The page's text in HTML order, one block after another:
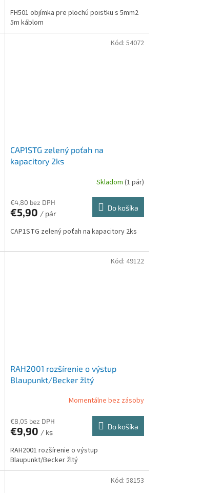
FH501 objímka pre plochú poistku s 5mm2
5m káblom
CAP1STG zelený poťah na
kapacitory 2ks
Skladom (1 pár)
€4,80 bez DPH
€5,90 / pár
Do košíka
CAP1STG zelený poťah na kapacitory 2ks
Kód: 54072
RAH2001 rozšírenie o výstup
Blaupunkt/Becker žltý
Momentálne bez zásoby
€8,05 bez DPH
€9,90 / ks
Do košíka
RAH2001 rozšírenie o výstup
Blaupunkt/Becker žltý
Kód: 49122
Kód: 58153